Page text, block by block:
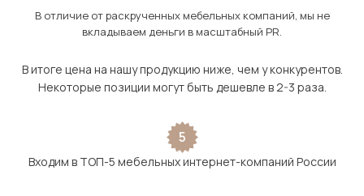
В отличие от раскрученных мебельных компаний, мы не
вкладываем деньги в масштабный PR.
В итоге цена на нашу продукцию ниже, чем у конкурентов.
Некоторые позиции могут быть дешевле в 2-3 раза.
5
Входим в ТОП-5 мебельных интернет-компаний России